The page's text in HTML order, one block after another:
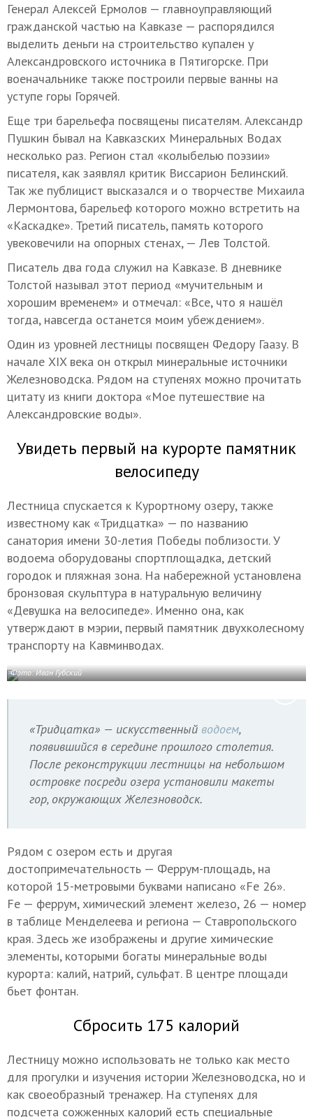
Генерал Алексей Ермолов — главноуправляющий
гражданской частью на Кавказе — распорядился
выделить деньги на строительство купален у
Александровского источника в Пятигорске. При
военачальнике также построили первые ванны на
уступе горы Горячей.
Еще три барельефа посвящены писателям. Александр
Пушкин бывал на Кавказских Минеральных Водах
несколько раз. Регион стал «колыбелью поэзии»
писателя, как заявлял критик Виссарион Белинский.
Так же публицист высказался и о творчестве Михаила
Лермонтова, барельеф которого можно встретить на
«Каскадке». Третий писатель, память которого
увековечили на опорных стенах, — Лев Толстой.
Писатель два года служил на Кавказе. В дневнике
Толстой называл этот период «мучительным и
хорошим временем» и отмечал: «Все, что я нашёл
тогда, навсегда останется моим убеждением».
Один из уровней лестницы посвящен Федору Гаазу. В
начале XIX века он открыл минеральные источники
Железноводска. Рядом на ступенях можно прочитать
цитату из книги доктора «Мое путешествие на
Александровские воды».
Увидеть первый на курорте памятник
велосипеду
Лестница спускается к Курортному озеру, также
известному как «Тридцатка» — по названию
санатория имени 30-летия Победы поблизости. У
водоема оборудованы спортплощадка, детский
городок и пляжная зона. На набережной установлена
бронзовая скульптура в натуральную величину
«Девушка на велосипеде». Именно она, как
утверждают в мэрии, первый памятник двухколесному
транспорту на Кавминводах.
Фото: Иван Губский
«Тридцатка» — искусственный водоем,
появившийся в середине прошлого столетия.
После реконструкции лестницы на небольшом
островке посреди озера установили макеты
гор, окружающих Железноводск.
Рядом с озером есть и другая
достопримечательность — Феррум-площадь, на
которой 15-метровыми буквами написано «Fе 26».
Fe — феррум, химический элемент железо, 26 — номер
в таблице Менделеева и региона — Ставропольского
края. Здесь же изображены и другие химические
элементы, которыми богаты минеральные воды
курорта: калий, натрий, сульфат. В центре площади
бьет фонтан.
Сбросить 175 калорий
Лестницу можно использовать не только как место
для прогулки и изучения истории Железноводска, но и
как своеобразный тренажер. На ступенях для
подсчета сожженных калорий есть специальные